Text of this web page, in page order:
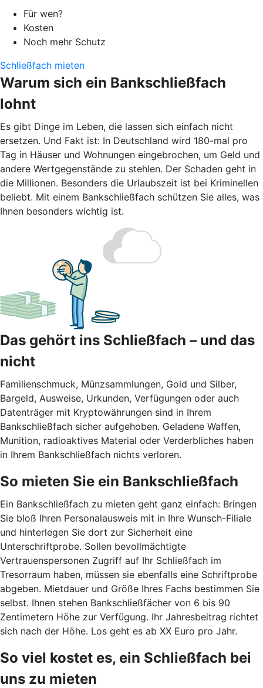
Für wen?
Kosten
Noch mehr Schutz
Schließfach mieten
Warum sich ein Bankschließfach
lohnt
Es gibt Dinge im Leben, die lassen sich einfach nicht
ersetzen. Und Fakt ist: In Deutschland wird 180-mal pro
Tag in Häuser und Wohnungen eingebrochen, um Geld und
andere Wertgegenstände zu stehlen. Der Schaden geht in
die Millionen. Besonders die Urlaubszeit ist bei Kriminellen
beliebt. Mit einem Bankschließfach schützen Sie alles, was
Ihnen besonders wichtig ist.
Das gehört ins Schließfach – und das
nicht
Familienschmuck, Münzsammlungen, Gold und Silber,
Bargeld, Ausweise, Urkunden, Verfügungen oder auch
Datenträger mit Kryptowährungen sind in Ihrem
Bankschließfach sicher aufgehoben. Geladene Waffen,
Munition, radioaktives Material oder Verderbliches haben
in Ihrem Bankschließfach nichts verloren.
So mieten Sie ein Bankschließfach
Ein Bankschließfach zu mieten geht ganz einfach: Bringen
Sie bloß Ihren Personalausweis mit in Ihre Wunsch-Filiale
und hinterlegen Sie dort zur Sicherheit eine
Unterschriftprobe. Sollen bevollmächtigte
Vertrauenspersonen Zugriff auf Ihr Schließfach im
Tresorraum haben, müssen sie ebenfalls eine Schriftprobe
abgeben. Mietdauer und Größe Ihres Fachs bestimmen Sie
selbst. Ihnen stehen Bankschließfächer von 6 bis 90
Zentimetern Höhe zur Verfügung. Ihr Jahresbeitrag richtet
sich nach der Höhe. Los geht es ab XX Euro pro Jahr.
So viel kostet es, ein Schließfach bei
uns zu mieten